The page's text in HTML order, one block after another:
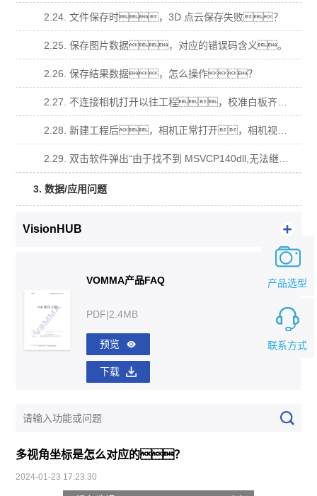
2.24. 文件保存时，3D 点云保存失败？
2.25. 保存图片数据，对应的错误码含义。
2.26. 保存结果数据，怎么操作？
2.27. 不连接相机打开以往工程，校准白板齐全，导入原图计算不出数据？
2.28. 新建工程后，相机正常打开，相机视图有视频流，拍照算不出数据？
2.29. 双击软件弹出“由于找不到 MSVCP140dll,无法继续执行代码，需要安装程序可 能会解决此问题.”窗口？
3. 数据/应用问题
VisionHUB
VOMMA产品FAQ
PDF|2.4MB
预览
下载
多视角坐标是怎么对应的？
2024-01-23 17:23:30
联系方式
产品选型